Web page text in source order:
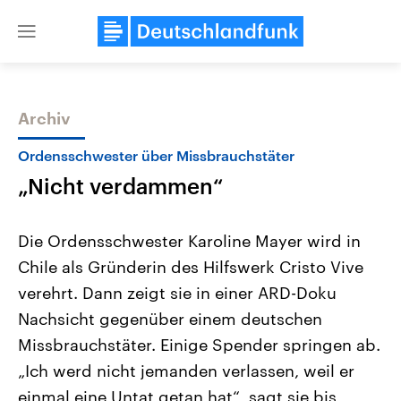
Close
Themen
Landtagswahl Sachsen-Anhalt
2026
Alle Informationen
Sachsen-Anhalt wählt am 6.
September 2026 einen neuen
Landtag. Seit 2021 wird das
Bundesland von einer Koalition aus
USA
Aktuelle Beiträge,
Hintergründe
Wirtschaftlich und
gehören die Vereinigten
den mächtigsten Ländern
mit großem Einfluss auf
Archiv
Ordensschwester über Missbrauchstäter
„Nicht verdammen“
Die Ordensschwester Karoline Mayer wird in
Chile als Gründerin des Hilfswerk Cristo Vive
verehrt. Dann zeigt sie in einer ARD-Doku
Nachsicht gegenüber einem deutschen
Missbrauchstäter. Einige Spender springen ab.
„Ich werd nicht jemanden verlassen, weil er
einmal eine Untat getan hat“, sagt sie bis